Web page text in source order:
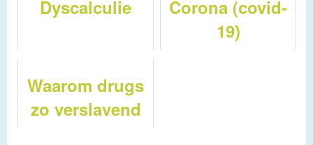
Dyscalculie
Corona (covid-
19)
Waarom drugs
zo verslavend